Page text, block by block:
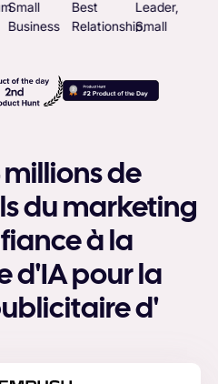
millions de
du marketing
à la
d'IA pour la
d'